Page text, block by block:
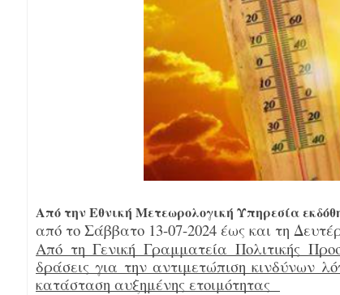
Από την Εθνική Μετεωρολογική Υπηρεσία
από το Σάββατο 13-07-2024 έως και τη
Από τη Γενική Γραμματεία Πολιτικής
δράσεις για την αντιμετώπιση κινδύνων
κατάσταση αυξημένης ετοιμότητας